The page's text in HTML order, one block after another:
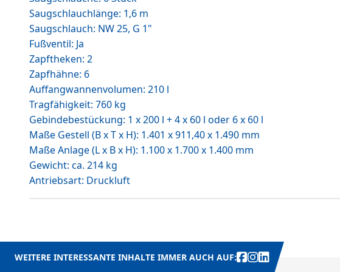
Saugschlauchlänge: 1,6 m
Saugschlauch: NW 25, G 1"
Fußventil: Ja
Zapftheken: 2
Zapfhähne: 6
Auffangwannenvolumen: 210 l
Tragfähigkeit: 760 kg
Gebindebestückung: 1 x 200 l + 4 x 60 l oder 6 x 60 l
Maße Gestell (B x T x H): 1.401 x 911,40 x 1.490 mm
Maße Anlage (L x B x H): 1.100 x 1.700 x 1.400 mm
Gewicht: ca. 214 kg
Antriebsart: Druckluft
WEITERE INTERESSANTE INHALTE IMMER AUCH AUF: